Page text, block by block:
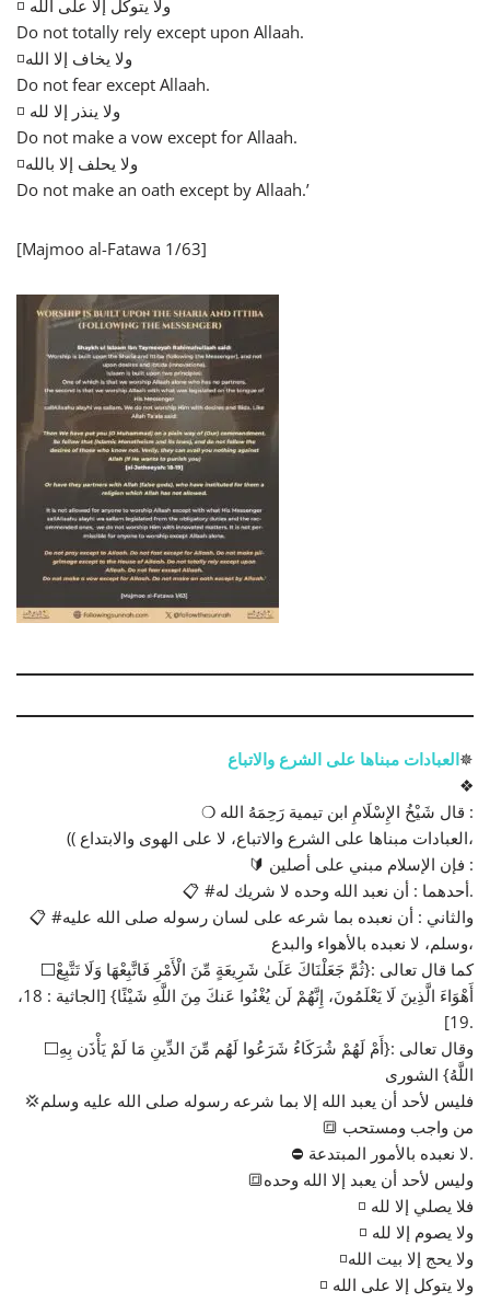
◽ ولا يتوكل إلا على الله
Do not totally rely except upon Allaah.
◽ولا يخاف إلا الله
Do not fear except Allaah.
◽ ولا ينذر إلا لله
Do not make a vow except for Allaah.
◽ولا يحلف إلا بالله
Do not make an oath except by Allaah.’
[Majmoo al-Fatawa 1/63]
العبادات مبناها على الشرع والاتباع✵
❖
❍ قال شَيْخُ الإِسْلَامِ ابن تيمية رَحِمَهُ الله :
(( العبادات مبناها على الشرع والاتباع، لا على الهوى والابتداع،
🔰 فإن الإسلام مبني على أصلين :
📋 #أحدهما : أن نعبد الله وحده لا شريك له.
📋 #والثاني : أن نعبده بما شرعه على لسان رسوله صلى الله عليه
وسلم، لا نعبده بالأهواء والبدع،
⬜كما قال تعالى :{ثُمَّ جَعَلْنَاكَ عَلَىٰ شَرِيعَةٍ مِّنَ الْأَمْرِ فَاتَّبِعْهَا وَلَا تَتَّبِعْ
أَهْوَاءَ الَّذِينَ لَا يَعْلَمُونَ، إِنَّهُمْ لَن يُغْنُوا عَنكَ مِنَ اللَّهِ شَيْئًا} [الجاثية : 18،
19].
⬜وقال تعالى :{أَمْ لَهُمْ شُرَكَاءُ شَرَعُوا لَهُم مِّنَ الدِّينِ مَا لَمْ يَأْذَن بِهِ
اللَّهُ} الشورى
💢فليس لأحد أن يعبد الله إلا بما شرعه رسوله صلى الله عليه وسلم
🔳 من واجب ومستحب
⛔ لا نعبده بالأمور المبتدعة.
🔳وليس لأحد أن يعبد إلا الله وحده
◽ فلا يصلي إلا لله
◽ ولا يصوم إلا لله
◽ولا يحج إلا بيت الله
◽ ولا يتوكل إلا على الله